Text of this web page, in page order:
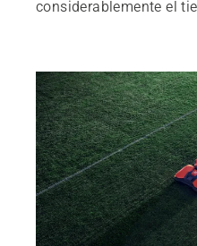
considerablemente el